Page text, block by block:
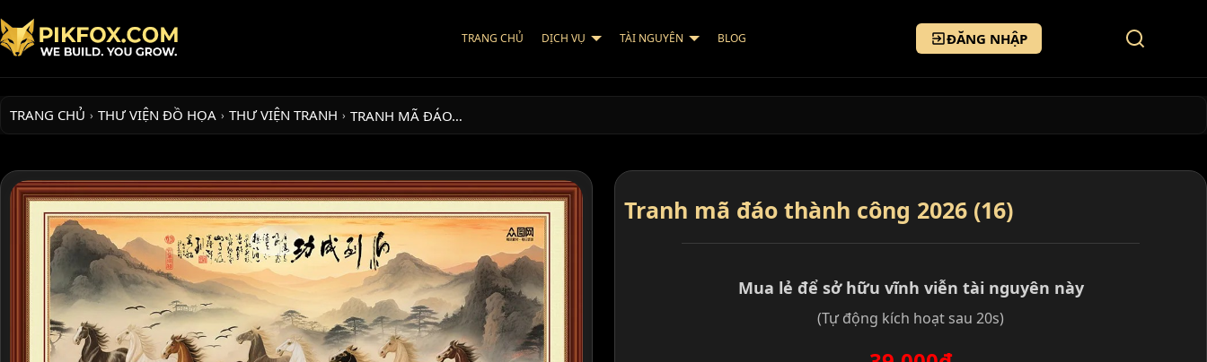
TRANG CHỦ DỊCH VỤ TÀI NGUYÊN BLOG ĐĂNG NHẬP
TRANG CHỦ › THƯ VIỆN ĐỒ HỌA › THƯ VIỆN TRANH › TRANH MÃ ĐÁO…
Tranh mã đáo thành công 2026 (16)
Mua lẻ để sở hữu vĩnh viễn tài nguyên này
(Tự động kích hoạt sau 20s)